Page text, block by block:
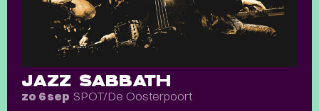
JAZZ SABBATH
zo 6 sep SPOT/De Oosterpoort